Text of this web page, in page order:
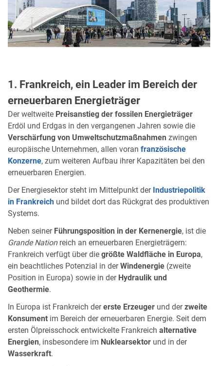
1. Frankreich, ein Leader im Bereich der
erneuerbaren Energieträger
Der weltweite Preisanstieg der fossilen Energieträger
Erdöl und Erdgas in den vergangenen Jahren sowie die
Verschärfung von Umweltschutzmaßnahmen zwingen
europäische Unternehmen, allen voran französische
Konzerne, zum weiteren Aufbau ihrer Kapazitäten bei den
erneuerbaren Energien.
Der Energiesektor steht im Mittelpunkt der Industriepolitik
in Frankreich und bildet dort das Rückgrat des produktiven
Systems.
Neben seiner Führungsposition in der Kernenergie, ist die
Grande Nationreich an erneuerbaren Energieträgern:
Frankreich verfügt über die größte Waldfläche in Europa,
ein beachtliches Potenzial in derWindenergie (zweite
Position in Europa) sowie in der Hydraulik und
Geothermie.
In Europa ist Frankreich dererste Erzeuger und derzweite
Konsument im Bereich der erneuerbaren Energie. Seit dem
ersten Ölpreisschock entwickelte Frankreich alternative
Energien, insbesondere im Nuklearsektor und in der
Wasserkraft.